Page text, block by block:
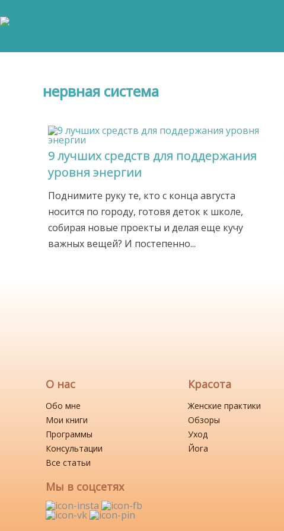
нервная система
9 лучших средств для поддержания
уровня энергии
Поднимите руку те, кто с конца августа
носится по городу, готовя деток к школе,
собирая новые проекты и делая еще кучу
важных вещей? И постепенно...
О нас
Обо мне
Мои книги
Программы
Консультации
Все статьи
Мы в соцсетях
Красота
Женские практики
Обзоры
Уход
Йога